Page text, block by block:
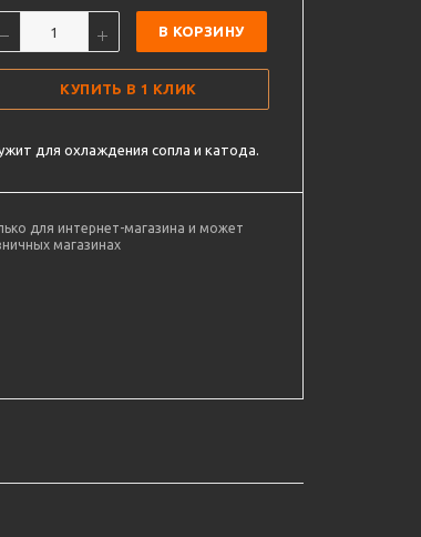
В КОРЗИНУ
КУПИТЬ В 1 КЛИК
для охлаждения сопла и катода.
для интернет-магазина и может
магазинах